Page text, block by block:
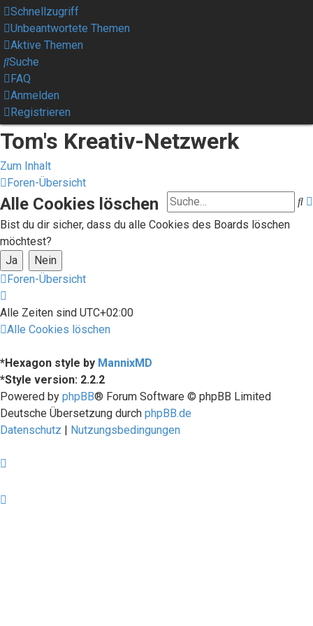
Schnellzugriff
Unbeantwortete Themen
Aktive Themen
Suche
FAQ
Anmelden
Registrieren
Tom's Kreativ-Netzwerk
Zum Inhalt
Foren-Übersicht
Alle Cookies löschen
Bist du dir sicher, dass du alle Cookies des Boards löschen
möchtest?
Foren-Übersicht
Alle Zeiten sind UTC+02:00
Alle Cookies löschen
*Hexagon style by MannixMD
*Style version: 2.2.2
Powered by phpBB® Forum Software © phpBB Limited
Deutsche Übersetzung durch phpBB.de
Datenschutz | Nutzungsbedingungen